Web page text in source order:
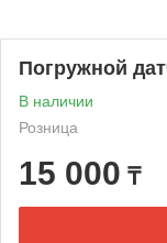
Погружной
В наличии
Розница
15 000 ₸